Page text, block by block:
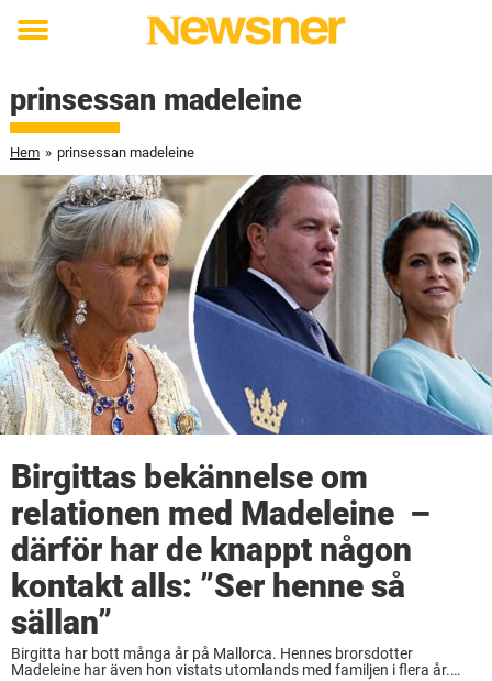
Toggle
prinsessan madeleine
Hem » prinsessan madeleine
Birgittas bekännelse om
relationen med Madeleine –
därför har de knappt någon
kontakt alls: ”Ser henne så
sällan”
Birgitta har bott många år på Mallorca. Hennes brorsdotter
Madeleine har även hon vistats utomlands med familjen i flera år.